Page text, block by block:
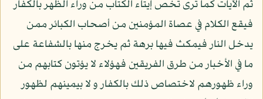
ثم الآيات كما ترى تخص إيتاء الكتاب من وراء الظهر بالكفار
فيقع الكلام في عصاة المؤمنين من أصحاب الكبائر ممن
يدخل النار فيمكث فيها برهة ثم يخرج منها بالشفاعة على
ما في الأخبار من طرق الفريقين فهؤلاء لا يؤتون كتابهم من
وراء ظهورهم لاختصاص ذلك بالكفار و لا بيمينهم لظهور